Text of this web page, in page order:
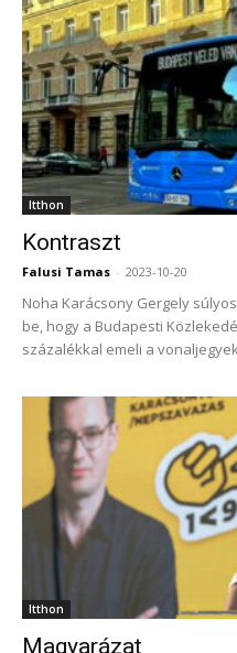
Itthon
Kontraszt
Falusi Tamas - 2023-10-20
Noha Karácsony Gergely
be, hogy a Budapesti
százalékkal emeli a
Itthon
Magyarázat